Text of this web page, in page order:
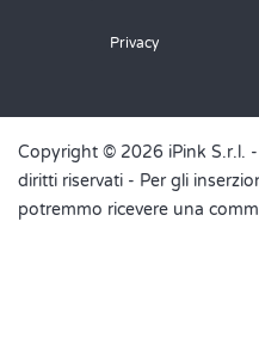
Privacy
Copyright © 2026 iPink S.r.l.
diritti riservati - Per gli
potremmo ricevere una